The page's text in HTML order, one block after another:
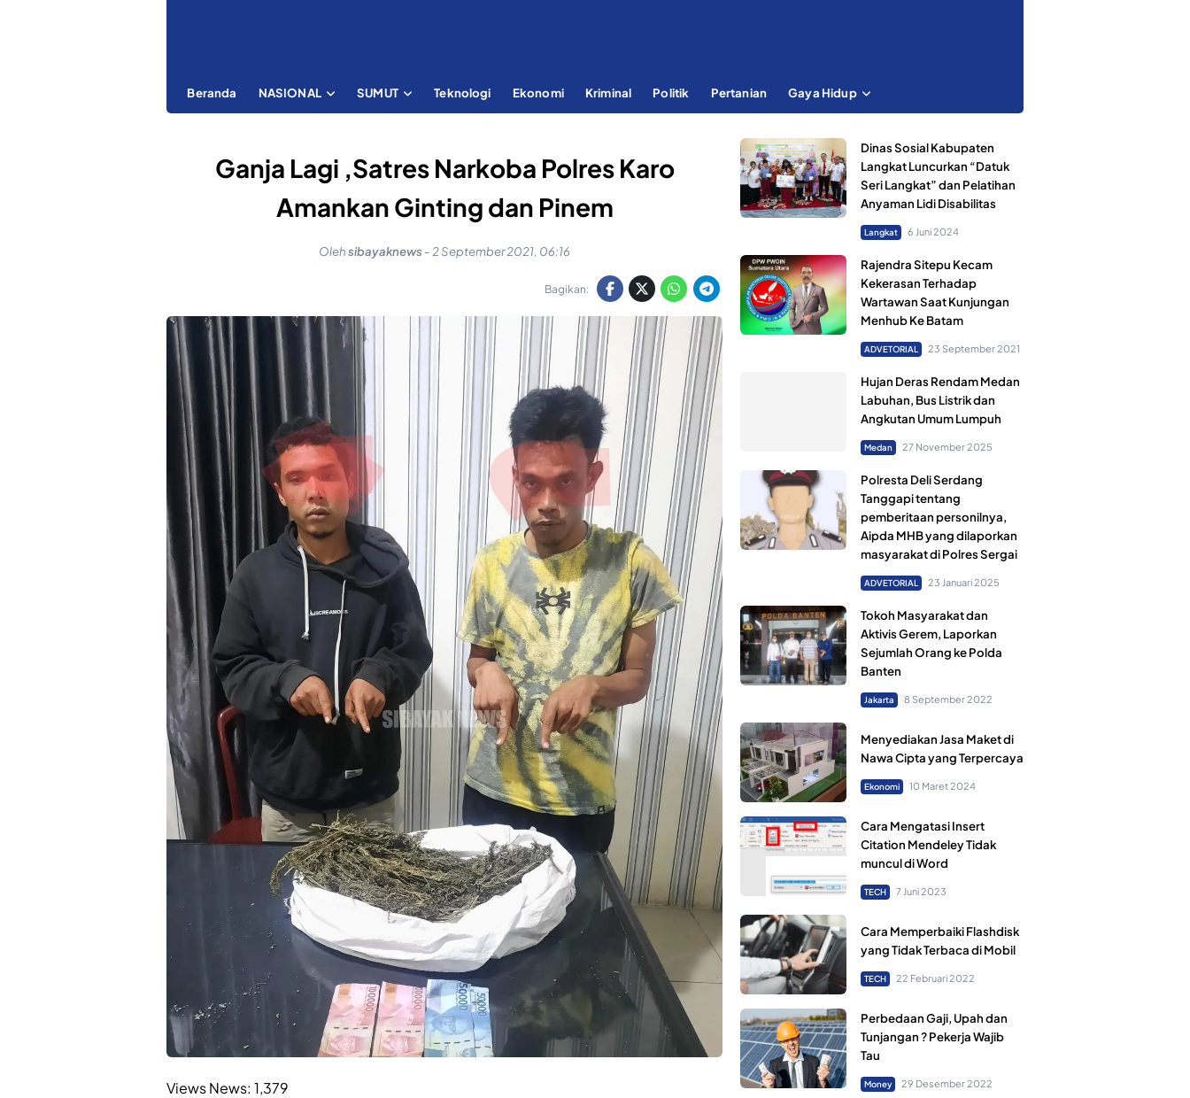
Beranda NASIONAL SUMUT Teknologi Ekonomi Kriminal Politik Pertanian Gaya Hidup
Ganja Lagi ,Satres Narkoba Polres Karo
Amankan Ginting dan Pinem
Olehsibayaknews - 2 September 2021, 06:16
Bagikan:
Views News: 1,379
Dinas Sosial Kabupaten
Langkat Luncurkan “Datuk
Seri Langkat” dan Pelatihan
Anyaman Lidi Disabilitas
Langkat 6 Juni 2024
Rajendra Sitepu Kecam
Kekerasan Terhadap
Wartawan Saat Kunjungan
Menhub Ke Batam
ADVETORIAL 23 September 2021
Hujan Deras Rendam Medan
Labuhan, Bus Listrik dan
Angkutan Umum Lumpuh
Medan 27 November 2025
Polresta Deli Serdang
Tanggapi tentang
pemberitaan personilnya,
Aipda MHB yang dilaporkan
masyarakat di Polres Sergai
ADVETORIAL 23 Januari 2025
Tokoh Masyarakat dan
Aktivis Gerem, Laporkan
Sejumlah Orang ke Polda
Banten
Jakarta 8 September 2022
Menyediakan Jasa Maket di
Nawa Cipta yang Terpercaya
Ekonomi 10 Maret 2024
Cara Mengatasi Insert
Citation Mendeley Tidak
muncul di Word
TECH 7 Juni 2023
Cara Memperbaiki Flashdisk
yang Tidak Terbaca di Mobil
TECH 22 Februari 2022
Perbedaan Gaji, Upah dan
Tunjangan ? Pekerja Wajib
Tau
Money 29 Desember 2022